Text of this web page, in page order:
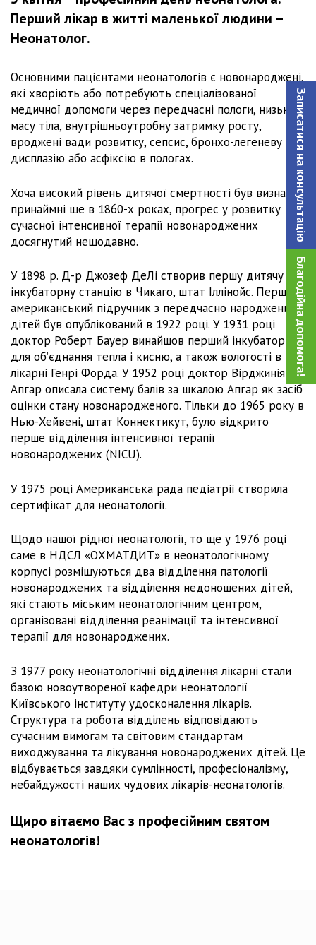
Записатися на консультацiю
Благодійна допомога!
Перший лікар в житті маленької людини –
Неонатолог.
Основними пацієнтами неонатологів є новонароджені,
які хворіють або потребують спеціалізованої
медичної допомоги через передчасні пологи, низьку
масу тіла, внутрішньоутробну затримку росту,
вроджені вади розвитку, сепсис, бронхо-легеневу
дисплазію або асфіксію в пологах.
Хоча високий рівень дитячої смертності був визнаний
принаймні ще в 1860-х роках, прогрес у розвитку
сучасної інтенсивної терапії новонароджених
досягнутий нещодавно.
У 1898 р. Д-р Джозеф ДеЛі створив першу дитячу
інкубаторну станцію в Чикаго, штат Іллінойс. Перший
американський підручник з передчасно народжених
дітей був опублікований в 1922 році. У 1931 році
доктор Роберт Бауер винайшов перший інкубатор
для об’єднання тепла і кисню, а також вологості в
лікарні Генрі Форда. У 1952 році доктор Вірджинія
Апгар описала систему балів за шкалою Апгар як засіб
оцінки стану новонародженого. Тільки до 1965 року в
Нью-Хейвені, штат Коннектикут, було відкрито
перше відділення інтенсивної терапії
новонароджених (NICU).
У 1975 році Американська рада педіатрії створила
сертифікат для неонатології.
Щодо нашої рідної неонатології, то ще у 1976 році
саме в НДСЛ «ОХМАТДИТ» в неонатологічному
корпусі розміщуються два відділення патології
новонароджених та відділення недоношених дітей,
які стають міським неонатологічним центром,
організовані відділення реанімації та інтенсивної
терапії для новонароджених.
З 1977 року неонатологічні відділення лікарні стали
базою новоутвореної кафедри неонатології
Київського інституту удосконалення лікарів.
Структура та робота відділень відповідають
сучасним вимогам та світовим стандартам
виходжування та лікування новонароджених дітей. Це
відбувається завдяки сумлінності, професіоналізму,
небайдужості наших чудових лікарів-неонатологів.
Щиро вітаємо Вас з професійним святом
неонатологів!